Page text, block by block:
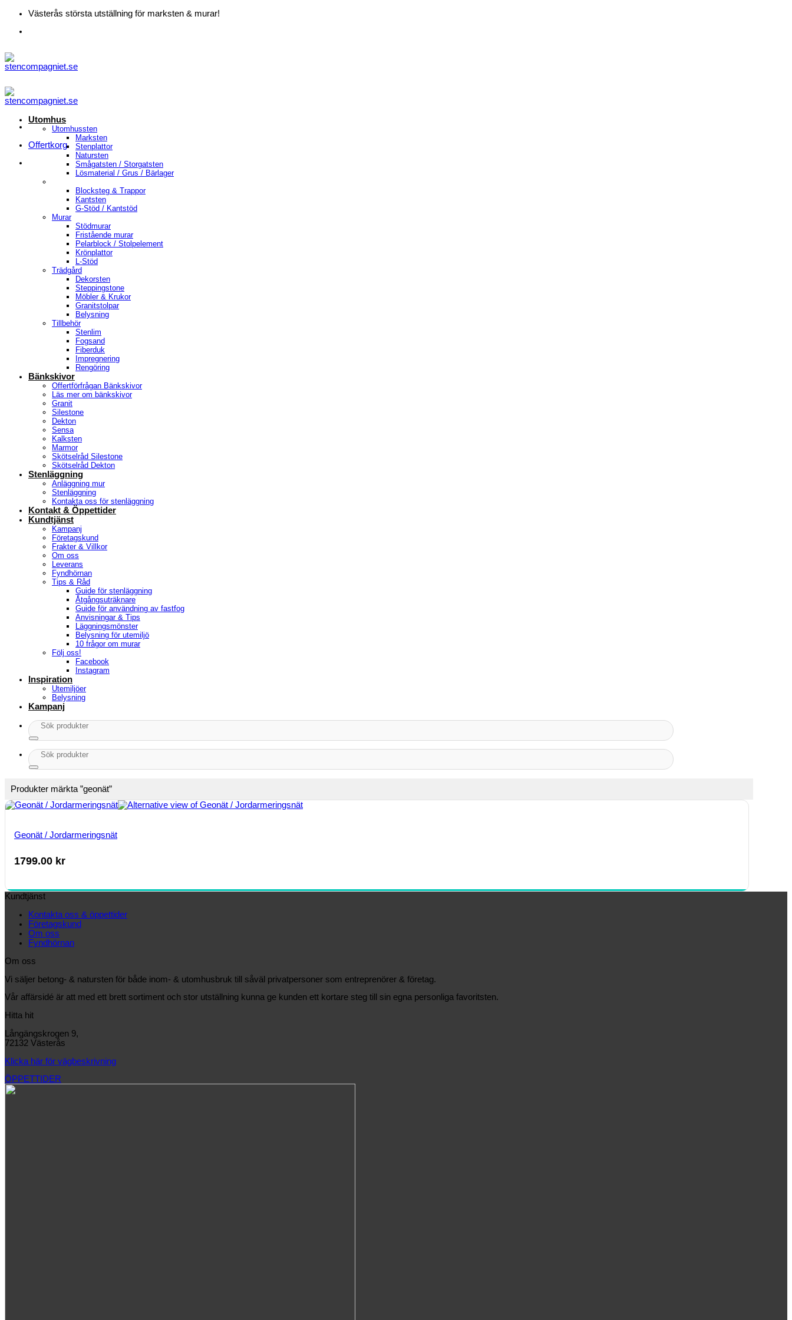
Skip
content
Västerås största utställning för marksten & murar!
Offertkorg
Utomhus
Utomhussten
Marksten
Stenplattor
Natursten
Smågatsten / Storgatsten
Lösmaterial / Grus / Bärlager
Blocksteg & Trappor
Kantsten
G-Stöd / Kantstöd
Murar
Stödmurar
Fristående murar
Pelarblock / Stolpelement
Krönplattor
L-Stöd
Trädgård
Dekorsten
Steppingstone
Möbler & Krukor
Granitstolpar
Belysning
Tillbehör
Stenlim
Fogsand
Fiberduk
Impregnering
Rengöring
Bänkskivor
Offertförfrågan Bänkskivor
Läs mer om bänkskivor
Granit
Silestone
Dekton
Sensa
Kalksten
Marmor
Skötselråd Silestone
Skötselråd Dekton
Stenläggning
Anläggning mur
Stenläggning
Kontakta oss för stenläggning
Kontakt & Öppettider
Kundtjänst
Kampanj
Företagskund
Frakter & Villkor
Om oss
Leverans
Fyndhörnan
Tips & Råd
Guide för stenläggning
Åtgångsuträknare
Guide för användning av fastfog
Anvisningar & Tips
Läggningsmönster
Belysning för utemiljö
10 frågor om murar
Följ oss!
Facebook
Instagram
Inspiration
Utemiljöer
Belysning
Kampanj
Sök
efter:
Sök
efter:
Produkter märkta ”geonät”
Geonät / Jordarmeringsnät
1799.00 kr
Kundtjänst
Kontakta oss & öppettider
Företagskund
Om oss
Fyndhörnan
Om oss
Vi säljer betong- & natursten för både inom- & utomhusbruk till såväl privatpersoner som entreprenörer & företag.
Vår affärsidé är att med ett brett sortiment och stor utställning kunna ge kunden ett kortare steg till sin egna personliga favoritsten.
Hitta hit
Långängskrogen 9,
72132 Västerås
Klicka här för vägbeskrivning
ÖPPETTIDER